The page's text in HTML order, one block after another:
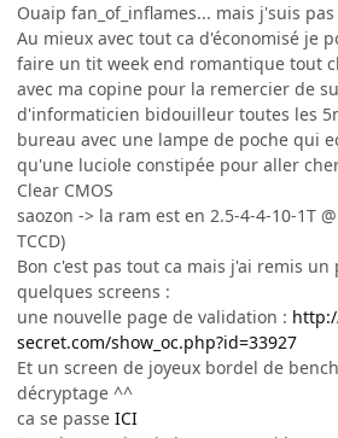
Ouaip fan_of_inflames... mais j'suis
Au mieux avec tout ca d'économisé je
faire un tit week end romantique tout
avec ma copine pour la remercier de
d'informaticien bidouilleur toutes les
bureau avec une lampe de poche qui
qu'une luciole constipée pour aller
Clear CMOS
saozon -> la ram est en 2.5-4-4-10-1T
TCCD)
Bon c'est pas tout ca mais j'ai remis un
quelques screens :
une nouvelle page de validation :
secret.com/show_oc.php?id=33927
Et un screen de joyeux bordel de
décryptage ^^
ca se passe ICI